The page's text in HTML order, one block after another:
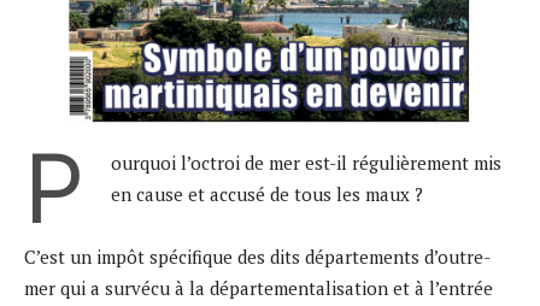
P
ourquoi l’octroi de mer est-il régulièrement mis
en cause et accusé de tous les maux ?
C’est un impôt spécifique des dits départements d’outre-
mer qui a survécu à la départementalisation et à l’entrée